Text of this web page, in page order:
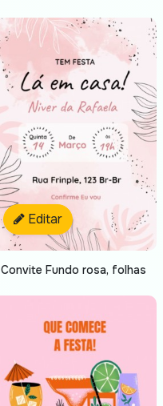
Editar
Convite Fundo rosa, folhas